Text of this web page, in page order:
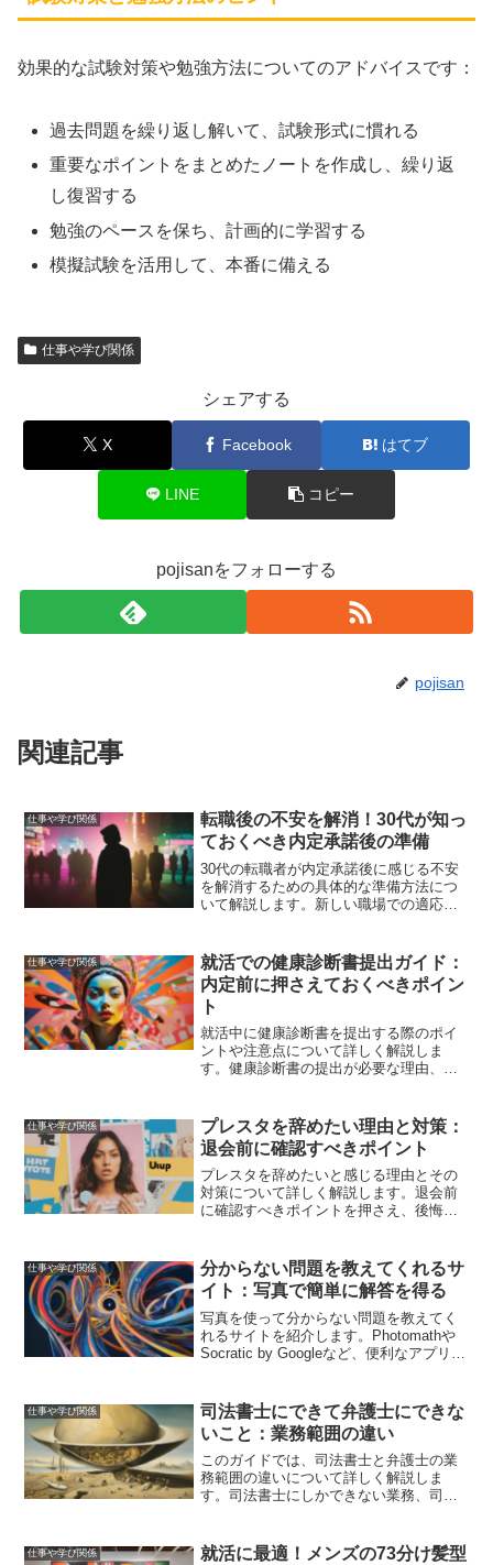
効果的な試験対策や勉強方法についてのアドバイスです：
過去問題を繰り返し解いて、試験形式に慣れる
重要なポイントをまとめたノートを作成し、繰り返
し復習する
勉強のペースを保ち、計画的に学習する
模擬試験を活用して、本番に備える
仕事や学び関係
シェアする
X Facebook はてブ
LINE コピー
pojisanをフォローする
pojisan
関連記事
仕事や学び関係
転職後の不安を解消！30代が知っ
ておくべき内定承諾後の準備
30代の転職者が内定承諾後に感じる不安
を解消するための具体的な準備方法につ
いて解説します。新しい職場での適応方
るためのアドバイスを提供します。
仕事や学び関係
就活での健康診断書提出ガイド：
内定前に押さえておくべきポイン
ト
就活中に健康診断書を提出する際のポイ
ントや注意点について詳しく解説しま
す。健康診断書の提出が必要な理由、提
に説明します。
仕事や学び関係
プレスタを辞めたい理由と対策：
退会前に確認すべきポイント
プレスタを辞めたいと感じる理由とその
対策について詳しく解説します。退会前
に確認すべきポイントを押さえ、後悔し
仕事や学び関係
分からない問題を教えてくれるサ
イト：写真で簡単に解答を得る
写真を使って分からない問題を教えてく
れるサイトを紹介します。Photomathや
Socratic by Googleなど、便利なアプリを
仕事や学び関係
司法書士にできて弁護士にできな
いこと：業務範囲の違い
このガイドでは、司法書士と弁護士の業
務範囲の違いについて詳しく解説しま
す。司法書士にしかできない業務、司法
します。
仕事や学び関係
就活に最適！メンズの73分け髪型